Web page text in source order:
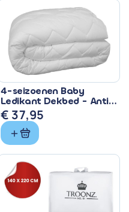
4-seizoenen Baby
Ledikant Dekbed - Anti
Allergisch & Wasbaar
€ 37,95